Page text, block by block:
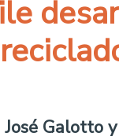
Galotto